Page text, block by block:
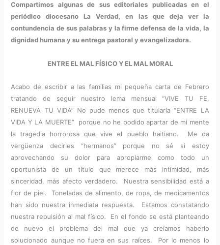
Compartimos algunas de sus editoriales publicadas en el
periódico diocesano La Verdad, en las que deja ver la
contundencia de sus palabras y la firme defensa de la vida, la
dignidad humana y su entrega pastoral y evangelizadora.
ENTRE EL MAL FÍSICO Y EL MAL MORAL
Acabo de escribir a las familias mi pequeña carta de Febrero
tratando de seguir nuestro lema mensual “VIVE TU FE,
RENUEVA TU VIDA” No pude menos que titularla “ENTRE LA
VIDA Y LA MUERTE” porque no he podido apartar de mi mente
la tragedia horrorosa que vive el pueblo haitiano. Me da
vergüenza decirles “hermanos” porque no sé si estoy
aprovechando su dolor para apropiarme como todo un
oportunista de un título que merece más intimidad, más
sinceridad, más afecto verdadero. Nuestra sensibilidad está a
flor de piel. Toneladas de alimento, de ropa, de medicamentos
han sido nuestra inmediata respuesta. Estamos constatando
nuestra repulsión al mal físico. En el fondo se está planteando
de nuevo el problema del mal que ya creíamos haberlo
solucionado aunque no fuera en sus raíces. Por lo menos lo